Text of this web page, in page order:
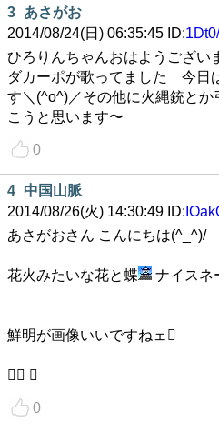
3 あさがお
2014/08/24(日) 06:35:45 ID:
ひろりんちゃんおはようござい
ダカーポが歌ってました 今日
す＼(^o^)／その他に火縄銃と
こうと思います〜
0
4 中国山脈
2014/08/26(火) 14:30:49 ID:
あさがおさん こんにちは(^_^)/
花火みたいな花と蝶 ナイスネ
鮮明が画像いいですねェ
 
0